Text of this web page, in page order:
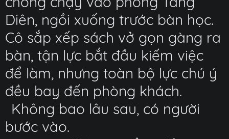
Diên, ngồi xuống trước bàn học.
Cô sắp xếp sách vở gọn gàng ra
bàn, tận lực bắt đầu kiếm việc
để làm, nhưng toàn bộ lực chú ý
đều bay đến phòng khách.
Không bao lâu sau, có người
bước vào.